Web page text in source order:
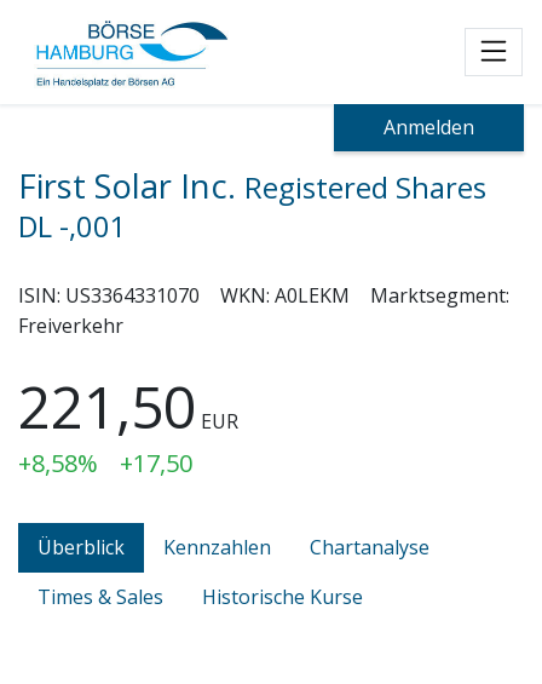
Anmelden
First Solar Inc. Registered Shares
DL -,001
ISIN: US3364331070 WKN: A0LEKM
Marktsegment:
Freiverkehr
221,50 EUR
+8,58% +17,50
Überblick Kennzahlen
Chartanalyse
Times & Sales
Historische Kurse